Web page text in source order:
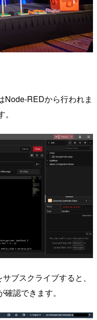
Node-REDから行われま
ブスクライブすると、
認できます。